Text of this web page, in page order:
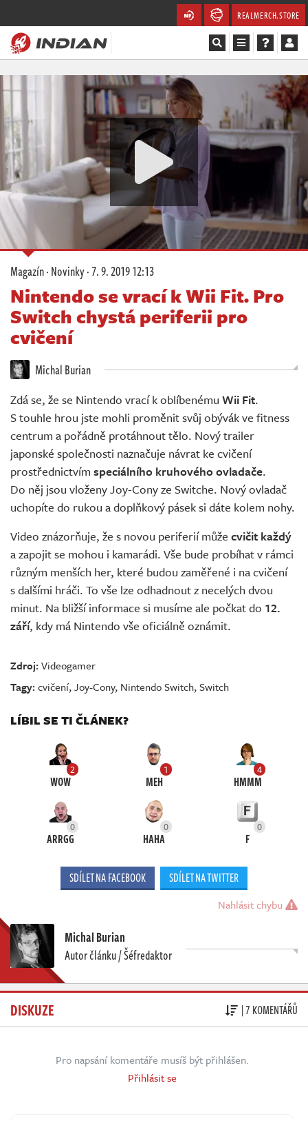
REALMERCH.STORE
Recenze
Videa
Soutěže
Databáze
Komunita
Redakce
Živě
Magazín·Novinky·7. 9. 2019 12:13
Nintendo se vrací k Wii Fit. Pro
Switch chystá periferii pro
cvičení
Michal Burian
Zdá se, že se Nintendo vrací k oblíbenému Wii Fit.
S touhle hrou jste mohli proměnit svůj obývák ve fitness
centrum a pořádně protáhnout tělo. Nový trailer
japonské společnosti naznačuje návrat ke cvičení
prostřednictvím speciálního kruhového ovladače.
Do něj jsou vloženy Joy-Cony ze Switche. Nový ovladač
uchopíte do rukou a doplňkový pásek si dáte kolem nohy.
Video znázorňuje, že s novou periferií může cvičit každý
a zapojit se mohou i kamarádi. Vše bude probíhat v rámci
různým menších her, které budou zaměřené i na cvičení
s dalšími hráči. To vše lze odhadnout z necelých dvou
minut. Na bližší informace si musíme ale počkat do 12.
září, kdy má Nintendo vše oficiálně oznámit.
Zdroj:Videogamer
Tagy:cvičení,Joy-Cony, Nintendo Switch,Switch
LÍBIL SE TI ČLÁNEK?
2
WOW
1
MEH
4
HMMM
0
ARRGG
0
HAHA
0
F
SDÍLET NA FACEBOOK SDÍLET NA TWITTER
Nahlásit chybu
Michal Burian
Autor článku / Šéfredaktor
DISKUZE | 7 KOMENTÁŘŮ
Pro napsání komentáře musíš být přihlášen.
Přihlásit se